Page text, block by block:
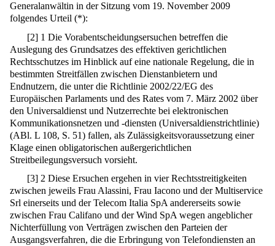
Generalanwältin in der Sitzung vom 19. November 2009
folgendes Urteil (*):
[2] 1 Die Vorabentscheidungsersuchen betreffen die
Auslegung des Grundsatzes des effektiven gerichtlichen
Rechtsschutzes im Hinblick auf eine nationale Regelung, die in
bestimmten Streitfällen zwischen Dienstanbietern und
Endnutzern, die unter die Richtlinie 2002/22/EG des
Europäischen Parlaments und des Rates vom 7. März 2002 über
den Universaldienst und Nutzerrechte bei elektronischen
Kommunikationsnetzen und -diensten (Universaldienstrichtlinie)
(ABl. L 108, S. 51) fallen, als Zulässigkeitsvoraussetzung einer
Klage einen obligatorischen außergerichtlichen
Streitbeilegungsversuch vorsieht.
[3] 2 Diese Ersuchen ergehen in vier Rechtsstreitigkeiten
zwischen jeweils Frau Alassini, Frau Iacono und der Multiservice
Srl einerseits und der Telecom Italia SpA andererseits sowie
zwischen Frau Califano und der Wind SpA wegen angeblicher
Nichterfüllung von Verträgen zwischen den Parteien der
Ausgangsverfahren, die die Erbringung von Telefondiensten an